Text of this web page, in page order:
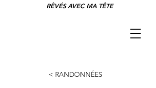
RÊVÉS AVEC MA TÊTE
< RANDONNÉES